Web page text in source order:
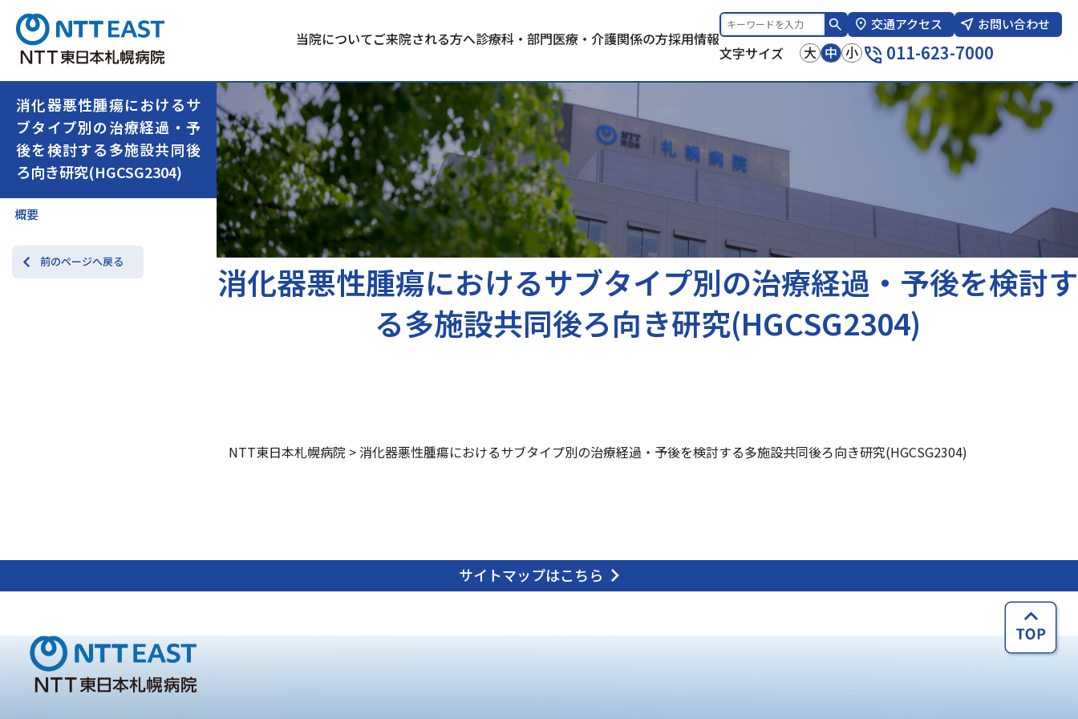
当院についてご来院される方へ診療科・部門医療・介護関係の方採用情報
交通アクセス お問い合わせ
文字サイズ 大 中 小 011-623-7000
消化器悪性腫瘍におけるサ
ブタイプ別の治療経過・予
後を検討する多施設共同後
ろ向き研究(HGCSG2304)
概要
前のページへ戻る
消化器悪性腫瘍におけるサブタイプ別の治療経過・予後を検討す
る多施設共同後ろ向き研究(HGCSG2304)
NTT東日本札幌病院 > 消化器悪性腫瘍におけるサブタイプ別の治療経過・予後を検討する多施設共同後ろ向き研究(HGCSG2304)
サイトマップはこちら